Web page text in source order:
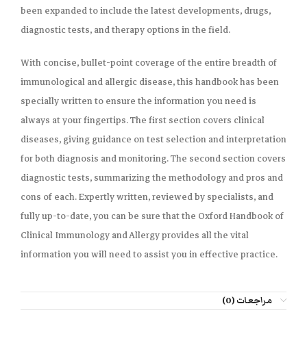
been expanded to include the latest developments, drugs,
diagnostic tests, and therapy options in the field.
With concise, bullet-point coverage of the entire breadth of
immunological and allergic disease, this handbook has been
specially written to ensure the information you need is
always at your fingertips. The first section covers clinical
diseases, giving guidance on test selection and interpretation
for both diagnosis and monitoring. The second section covers
diagnostic tests, summarizing the methodology and pros and
cons of each. Expertly written, reviewed by specialists, and
fully up-to-date, you can be sure that the Oxford Handbook of
Clinical Immunology and Allergy provides all the vital
information you will need to assist you in effective practice.
مراجعات (0)